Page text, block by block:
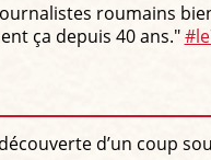
roumains
ça depuis 40 ans."
d’un coup